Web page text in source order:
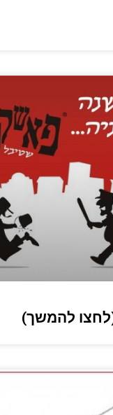
להמשך)